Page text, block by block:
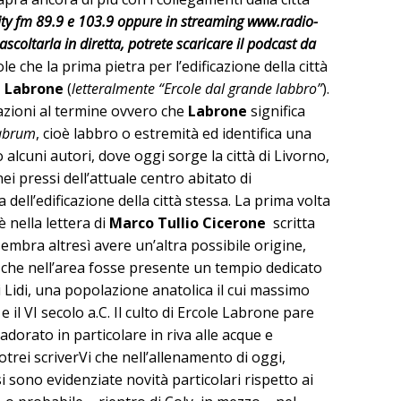
fm 89.9 e 103.9 oppure in streaming www.radio-
in diretta, potrete scaricare il podcast da
che la prima pietra per l’edificazione della città
Labrone (letteralmente “Ercole dal grande labbro”).
al termine ovvero che Labrone significa
, cioè labbro o estremità ed identifica una
alcuni autori, dove oggi sorge la città di Livorno,
pressi dell’attuale centro abitato di
della città stessa. La prima volta
nella lettera di Marco Tullio Cicerone scritta
altresì avere un’altra possibile origine,
nell’area fosse presente un tempio dedicato
una popolazione anatolica il cui massimo
il VI secolo a.C. Il culto di Ercole Labrone pare
in particolare in riva alle acque e
scriverVi che nell’allenamento di oggi,
sono evidenziate novità particolari rispetto ai